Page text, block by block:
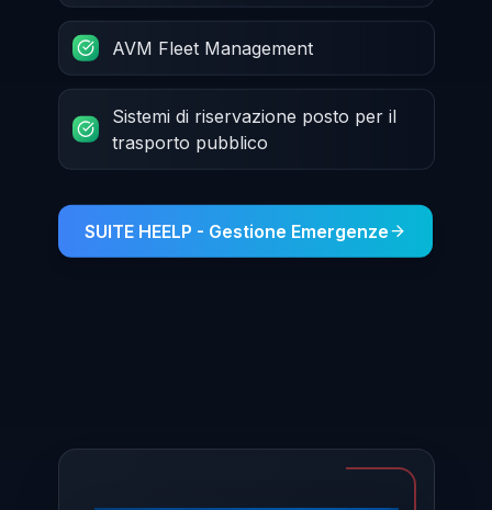
AVM Fleet Management
Sistemi di riservazione posto per il
trasporto pubblico
SUITE HEELP - Gestione Emergenze